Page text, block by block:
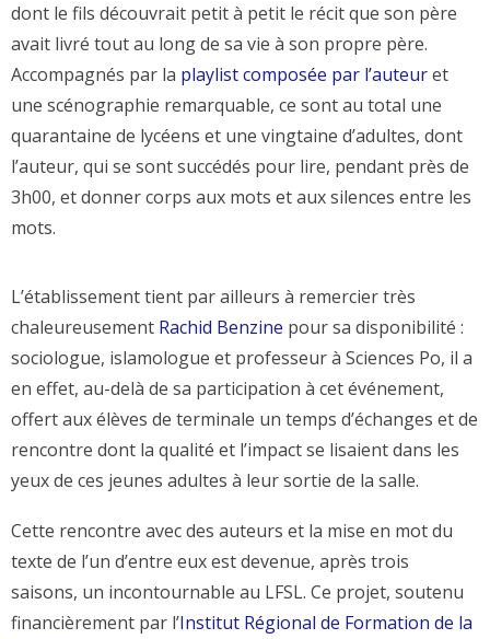
dont le fils découvrait petit à petit le récit que son père
avait livré tout au long de sa vie à son propre père.
Accompagnés par la playlist composée par l’auteuret
une scénographie remarquable, ce sont au total une
quarantaine de lycéens et une vingtaine d’adultes, dont
l’auteur, qui se sont succédés pour lire, pendant près de
3h00, et donner corps aux mots et aux silences entre les
mots.
L’établissement tient par ailleurs à remercier très
chaleureusement Rachid Benzine pour sa disponibilité :
sociologue, islamologue et professeur à Sciences Po, il a
en effet, au-delà de sa participation à cet événement,
offert aux élèves de terminale un temps d’échanges et de
rencontre dont la qualité et l’impact se lisaient dans les
yeux de ces jeunes adultes à leur sortie de la salle.
Cette rencontre avec des auteurs et la mise en mot du
texte de l’un d’entre eux est devenue, après trois
saisons, un incontournable au LFSL. Ce projet, soutenu
financièrement par l’Institut Régional de Formation de la